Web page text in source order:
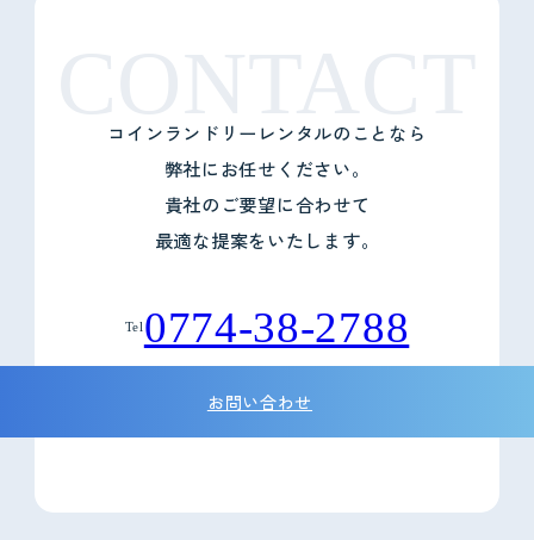
コインランドリーレンタルのことなら
弊社にお任せください。
貴社のご要望に合わせて
最適な提案をいたします。
Tel 0774-38-2788
お問い合わせ